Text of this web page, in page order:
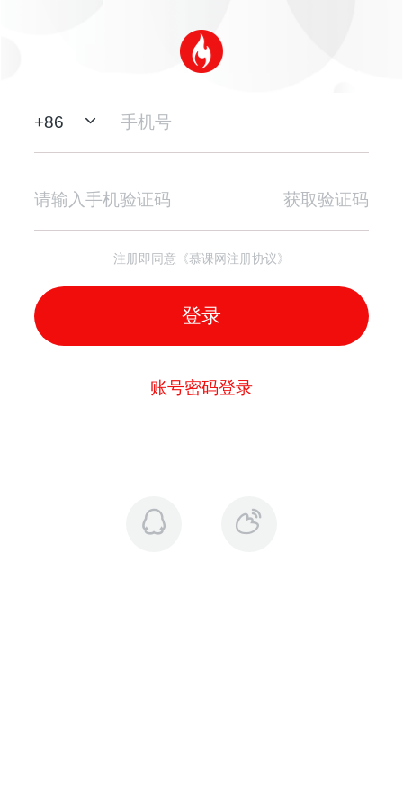
+86
获取验证码
注册即同意《慕课网注册协议》
登录
账号密码登录